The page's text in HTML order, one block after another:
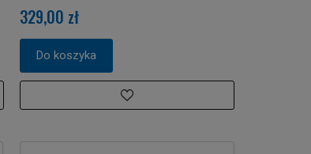
329,00 zł
Do koszyka